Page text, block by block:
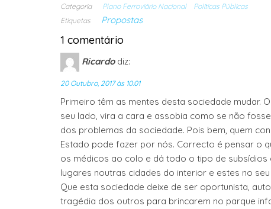
Categoria Plano Ferroviário Nacional
Políticas Públicas
Etiquetas
Propostas
1 comentário
Ricardo diz:
20 Outubro, 2017 às 10:01
Primeiro têm as mentes desta sociedade mudar.
seu lado, vira a cara e assobia como se não
dos problemas da sociedade. Pois bem, quem
Estado pode fazer por nós. Correcto é pensar o
os médicos ao colo e dá todo o tipo de
lugares noutras cidades do interior e estes no
Que esta sociedade deixe de ser oportunista,
tragédia dos outros para brincarem no parque